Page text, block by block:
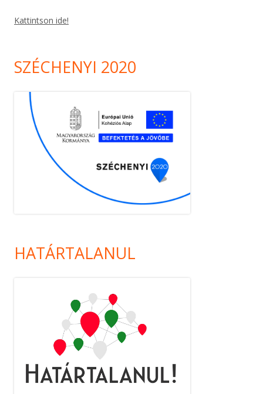
Kattintson ide!
SZÉCHENYI 2020
HATÁRTALANUL